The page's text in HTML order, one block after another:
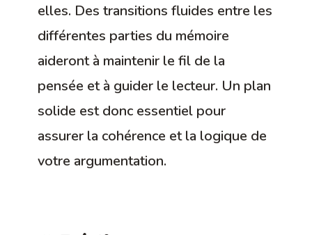
elles. Des transitions fluides entre les
différentes parties du mémoire
aideront à maintenir le fil de la
pensée et à guider le lecteur. Un plan
solide est donc essentiel pour
assurer la cohérence et la logique de
votre argumentation.